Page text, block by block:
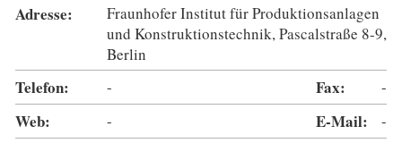
Adresse:
Fraunhofer Institut für Produktionsanlagen
und Konstruktionstechnik, Pascalstraße 8-9,
Berlin
Telefon: - Fax: -
Web: - E-Mail: -